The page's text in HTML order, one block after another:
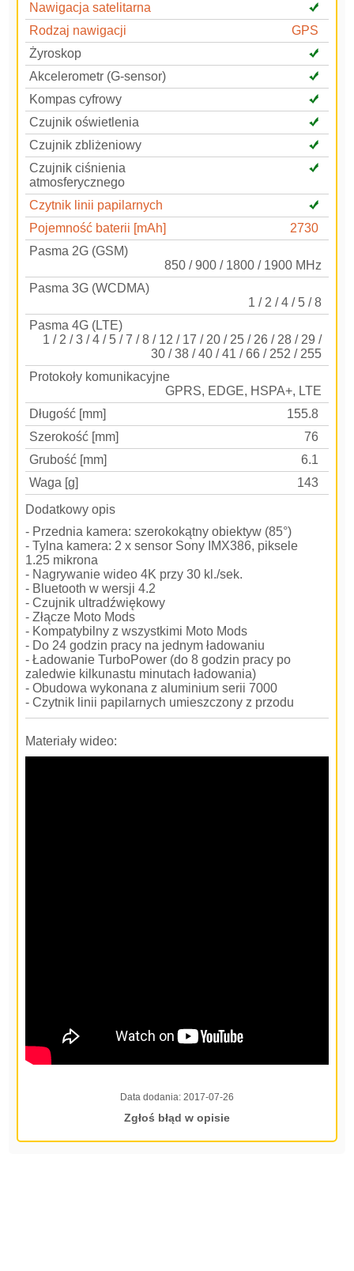
Nawigacja satelitarna
Rodzaj nawigacji
GPS
Żyroskop
Akcelerometr (G-sensor)
Kompas cyfrowy
Czujnik oświetlenia
Czujnik zbliżeniowy
Czujnik ciśnienia
atmosferycznego
Czytnik linii papilarnych
Pojemność baterii [mAh]
2730
Pasma 2G (GSM)
850 / 900 / 1800 / 1900 MHz
Pasma 3G (WCDMA)
1 / 2 / 4 / 5 / 8
Pasma 4G (LTE)
1 / 2 / 3 / 4 / 5 / 7 / 8 / 12 / 17 / 20 / 25 / 26 / 28 / 29 /
30 / 38 / 40 / 41 / 66 / 252 / 255
Protokoły komunikacyjne
GPRS, EDGE, HSPA+, LTE
Długość [mm]
155.8
Szerokość [mm]
76
Grubość [mm]
6.1
Waga [g]
143
Dodatkowy opis
- Przednia kamera: szerokokątny obiektyw (85°)
- Tylna kamera: 2 x sensor Sony IMX386, piksele
1.25 mikrona
- Nagrywanie wideo 4K przy 30 kl./sek.
- Bluetooth w wersji 4.2
- Czujnik ultradźwiękowy
- Złącze Moto Mods
- Kompatybilny z wszystkimi Moto Mods
- Do 24 godzin pracy na jednym ładowaniu
- Ładowanie TurboPower (do 8 godzin pracy po
zaledwie kilkunastu minutach ładowania)
- Obudowa wykonana z aluminium serii 7000
- Czytnik linii papilarnych umieszczony z przodu
Materiały wideo:
Data dodania: 2017-07-26
Zgłoś błąd w opisie